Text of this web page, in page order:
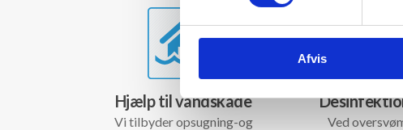
Afvis
Hjælp til vandskade
Vi tilbyder opsugning-og
Ved